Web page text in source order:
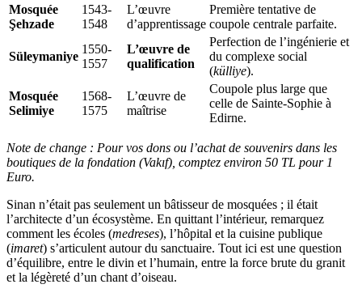
Mosquée
Şehzade
1543-
1548
L’œuvre
d’apprentissage
Première tentative de
coupole centrale parfaite.
Süleymaniye
1550-
1557
L’œuvre de
qualification
Perfection de l’ingénierie et
du complexe social
(külliye).
Mosquée
Selimiye
1568-
1575
L’œuvre de
maîtrise
Coupole plus large que
celle de Sainte-Sophie à
Edirne.
Note de change : Pour vos dons ou l’achat de souvenirs dans les
boutiques de la fondation (Vakıf), comptez environ 50 TL pour 1
Euro.
Sinan n’était pas seulement un bâtisseur de mosquées ; il était
l’architecte d’un écosystème. En quittant l’intérieur, remarquez
comment les écoles (medreses), l’hôpital et la cuisine publique
(imaret) s’articulent autour du sanctuaire. Tout ici est une question
d’équilibre, entre le divin et l’humain, entre la force brute du granit
et la légèreté d’un chant d’oiseau.